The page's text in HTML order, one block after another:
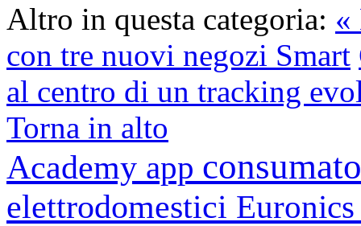
Altro in questa categoria: «
con tre nuovi negozi Smart
al centro di un tracking
Torna in alto
Academy app
elettrodomestici